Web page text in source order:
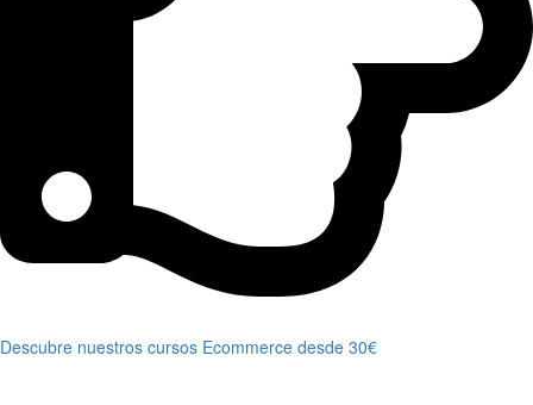
Descubre nuestros cursos Ecommerce desde 30€